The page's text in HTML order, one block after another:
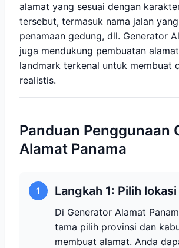
alamat yang sesuai dengan
tersebut, termasuk nama jalan
penamaan gedung, dll. Generator
juga mendukung pembuatan
landmark terkenal untuk membuat
realistis.
Panduan Penggunaan
Alamat Panama
1 Langkah 1: Pilih
Di Generator Alamat
tama pilih provinsi dan
membuat alamat. Anda